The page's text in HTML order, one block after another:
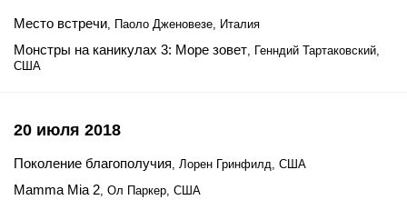
Место встречи, Паоло Дженовезе, Италия
Монстры на каникулах 3: Море зовет, Генндий Тартаковский,
США
20 июля 2018
Поколение благополучия, Лорен Гринфилд, США
Mamma Mia 2, Ол Паркер, США